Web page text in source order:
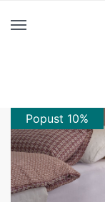
Popust 10%